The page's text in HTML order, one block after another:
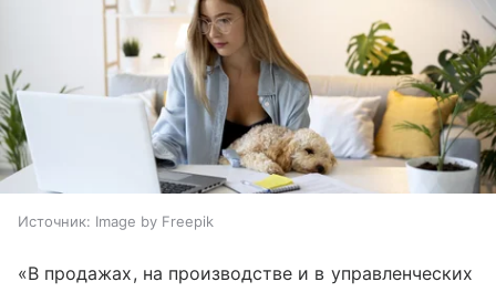
Источник: Image by Freepik
«В продажах, на производстве и в управленческих